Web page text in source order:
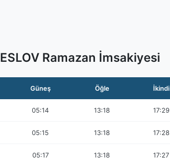
ESLOV Ramazan İmsakiyesi
Güneş Öğle İkindi
05:14 13:18 17:29
05:15 13:18 17:28
05:17 13:18 17:27